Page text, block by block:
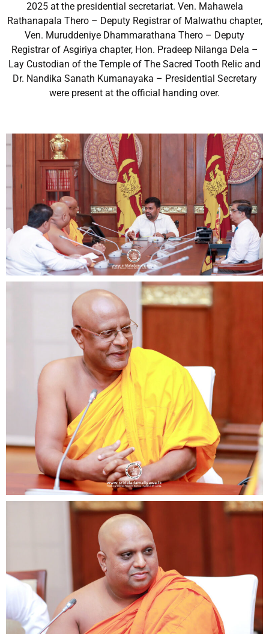
2025 at the presidential secretariat. Ven. Mahawela
Rathanapala Thero – Deputy Registrar of Malwathu chapter,
Ven. Muruddeniye Dhammarathana Thero – Deputy
Registrar of Asgiriya chapter, Hon. Pradeep Nilanga Dela –
Lay Custodian of the Temple of The Sacred Tooth Relic and
Dr. Nandika Sanath Kumanayaka – Presidential Secretary
were present at the official handing over.